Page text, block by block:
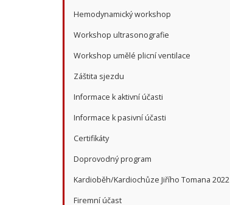
Hemodynamický workshop
Workshop ultrasonografie
Workshop umělé plicní ventilace
Záštita sjezdu
Informace k aktivní účasti
Informace k pasivní účasti
Certifikáty
Doprovodný program
Kardioběh/Kardiochůze Jiřího Tomana 2022
Firemní účast